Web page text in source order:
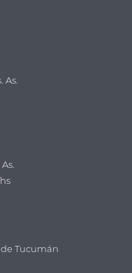
As.
de Tucumán